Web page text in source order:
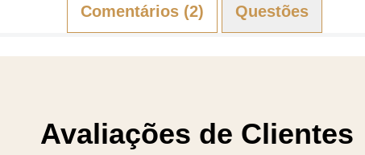
Comentários (2) Questões (0)
Avaliações de Clientes